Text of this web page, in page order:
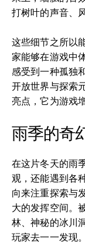
打树叶的声音、
这些细节之所以
家能够在游戏中
感受到一种孤独
开放世界与探索
亮点，它为游戏
雨季的奇
在这片冬天的雨
观，还能遇到各
向来注重探索与
大的发挥空间。
林、神秘的冰川
玩家去一一发现。